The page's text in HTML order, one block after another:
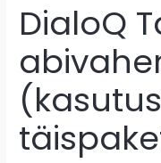
DialoQ